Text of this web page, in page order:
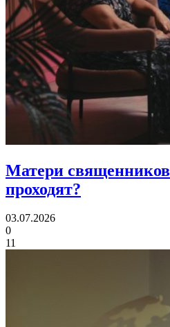
Матери
проходят?
03.07.2026
0
11